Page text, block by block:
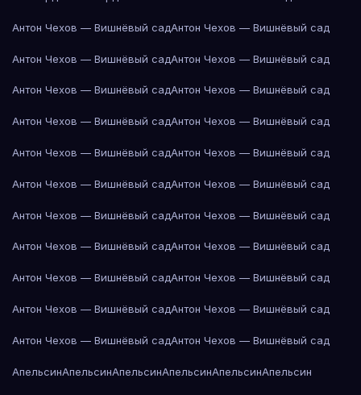
Антон Чехов — Вишнёвый садАнтон Чехов — Вишнёвый сад
Антон Чехов — Вишнёвый садАнтон Чехов — Вишнёвый сад
Антон Чехов — Вишнёвый садАнтон Чехов — Вишнёвый сад
Антон Чехов — Вишнёвый садАнтон Чехов — Вишнёвый сад
Антон Чехов — Вишнёвый садАнтон Чехов — Вишнёвый сад
Антон Чехов — Вишнёвый садАнтон Чехов — Вишнёвый сад
Антон Чехов — Вишнёвый садАнтон Чехов — Вишнёвый сад
Антон Чехов — Вишнёвый садАнтон Чехов — Вишнёвый сад
Антон Чехов — Вишнёвый садАнтон Чехов — Вишнёвый сад
Антон Чехов — Вишнёвый садАнтон Чехов — Вишнёвый сад
Антон Чехов — Вишнёвый садАнтон Чехов — Вишнёвый сад
АпельсинАпельсинАпельсинАпельсинАпельсинАпельсин